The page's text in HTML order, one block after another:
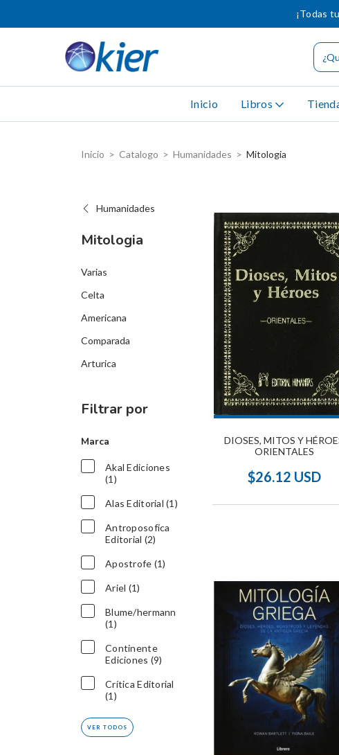
¡Todas
Inicio Libros
Inicio > Catalogo > Humanidades > Mitologia
Humanidades
Mitologia
Varias
Celta
Americana
Comparada
Arturica
Filtrar por
Marca
Akal Ediciones
(1)
Alas Editorial (1)
Antroposofica
Editorial (2)
Apostrofe (1)
Ariel (1)
Blume/hermann
(1)
Continente
Ediciones (9)
Crítica Editorial
(1)
VER TODOS
DIOSES, MITOS Y
ORIENTALES
$26.12 USD